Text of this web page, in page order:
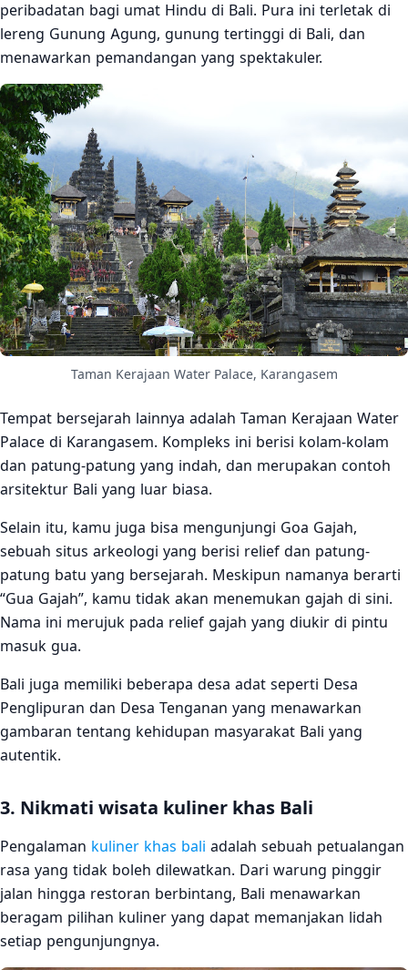
peribadatan bagi umat Hindu di Bali. Pura ini terletak di
lereng Gunung Agung, gunung tertinggi di Bali, dan
menawarkan pemandangan yang spektakuler.
Taman Kerajaan Water Palace, Karangasem
Tempat bersejarah lainnya adalah Taman Kerajaan Water
Palace di Karangasem. Kompleks ini berisi kolam-kolam
dan patung-patung yang indah, dan merupakan contoh
arsitektur Bali yang luar biasa.
Selain itu, kamu juga bisa mengunjungi Goa Gajah,
sebuah situs arkeologi yang berisi relief dan patung-
patung batu yang bersejarah. Meskipun namanya berarti
“Gua Gajah”, kamu tidak akan menemukan gajah di sini.
Nama ini merujuk pada relief gajah yang diukir di pintu
masuk gua.
Bali juga memiliki beberapa desa adat seperti Desa
Penglipuran dan Desa Tenganan yang menawarkan
gambaran tentang kehidupan masyarakat Bali yang
autentik.
3. Nikmati wisata kuliner khas Bali
Pengalaman kuliner khas bali adalah sebuah petualangan
rasa yang tidak boleh dilewatkan. Dari warung pinggir
jalan hingga restoran berbintang, Bali menawarkan
beragam pilihan kuliner yang dapat memanjakan lidah
setiap pengunjungnya.